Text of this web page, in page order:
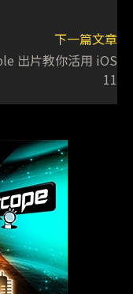
下一篇文章
出片教你活用 iOS
11